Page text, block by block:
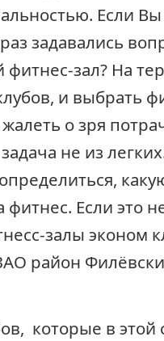
Если
задавались
зал? На
и выбрать
о зря
не из
фитнес. Если это
залы эконом
район
которые в этой